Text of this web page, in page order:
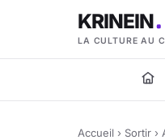
KRINEIN
LA CULTURE AU
Accueil › Sortir ›